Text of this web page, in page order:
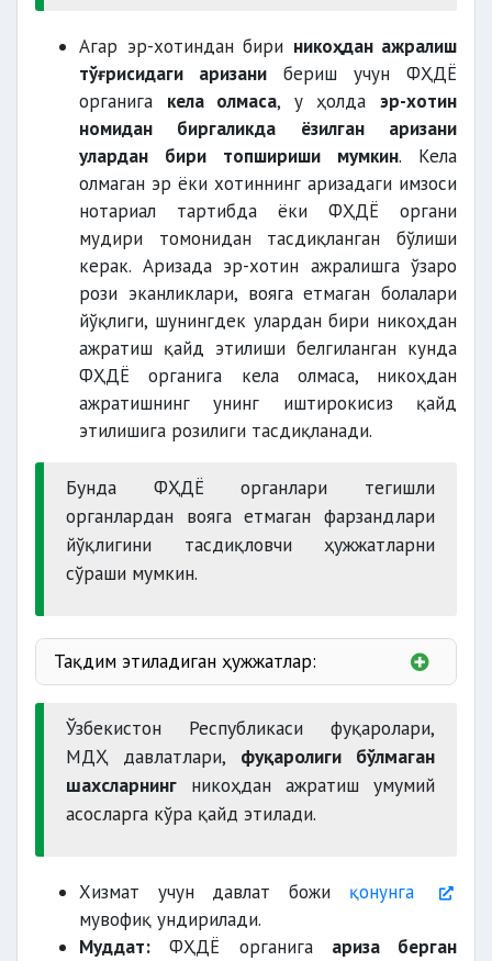
Агар эр-хотиндан бири никоҳдан ажралиш
тўғрисидаги аризани бериш учун ФҲДЁ
органига кела олмаса, у ҳолдаэр-хотин
номидан биргаликда ёзилган аризани
улардан бири топшириши мумкин. Кела
олмаган эр ёки хотиннинг аризадаги имзоси
нотариал тартибда ёки ФҲДЁ органи
мудири томонидан тасдиқланган бўлиши
керак. Аризада эр-хотин ажралишга ўзаро
рози эканликлари, вояга етмаган болалари
йўқлиги, шунингдек улардан бири никоҳдан
ажратиш қайд этилиши белгиланган кунда
ФҲДЁ органига кела олмаса, никоҳдан
ажратишнинг унинг иштирокисиз қайд
этилишига розилиги тасдиқланади.
Бунда ФҲДЁ органлари тегишли
органлардан вояга етмаган фарзандлари
йўқлигини тасдиқловчи ҳужжатларни
сўраши мумкин.
Тақдим этиладиган ҳужжатлар:
Ўзбекистон Республикаси фуқаролари,
МДҲ давлатлари, фуқаролиги бўлмаган
шахсларнинг никоҳдан ажратиш умумий
асосларга кўра қайд этилади.
Хизмат учун давлат божи қонунга
мувофиқ ундирилади.
Муддат: ФҲДЁ органига ариза берган